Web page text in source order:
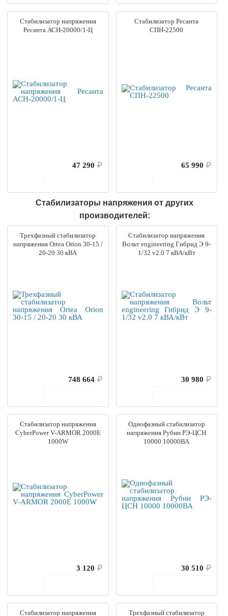
Стабилизатор напряжения
Ресанта АСН-20000/1-Ц
47 290 ₽
Стабилизатор Ресанта
СПН-22500
65 990 ₽
Стабилизаторы напряжения от других
производителей:
Трехфазный стабилизатор
напряжения Ortea Orion 30-15 /
20-20 30 кВА
748 664 ₽
Стабилизатор напряжения
Вольт engineering Гибрид Э 9-
1/32 v2.0 7 кВА/кВт
30 980 ₽
Стабилизатор напряжения
CyberPower V-ARMOR 2000E
1000W
3 120 ₽
Однофазный стабилизатор
напряжения Рубин РЭ-ЦСН
10000 10000ВА
30 510 ₽
Стабилизатор напряжения Трехфазный стабилизатор